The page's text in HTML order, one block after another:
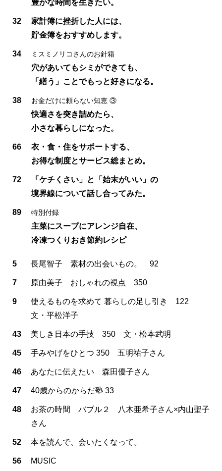
豊かな時間を生きたい。
32
家計簿に挫折した人には、
貯金簿をおすすめします。
34 ミスミノリコさんのお針箱
穴があいてもシミができても、
「繕う」ことでもっと好きになる。
38 お金だけに頼らない知恵 ③
快適さを突き詰めたら、
小さな暮らしになった。
66
衣・食・住をサポートする、
お得な制度とサービス総まとめ。
72
「ケチくさい」と「始末がいい」の
境界線について話し合ってみた。
89 特別付録
主菜にスープにアレンジ自在、
冷凍つくりおき節約レシピ
5 長尾智子 素材の出会いもの。 92
7 原由美子 おしゃれの視点 350
9
使えるものを求めて 暮らしの足し引き 122
文・平松洋子
43 美しき日本の手技 350 文・松本武明
45 手みやげをひとつ 350 五明祐子さん
46 あなたに伝えたい 森田優子さん
47 40歳からのからだ塾 33
48
お茶の時間 バブル２ 八木亜希子さん×内山聖子
さん
52 本を読んで、会いたくなって。
56 MUSIC